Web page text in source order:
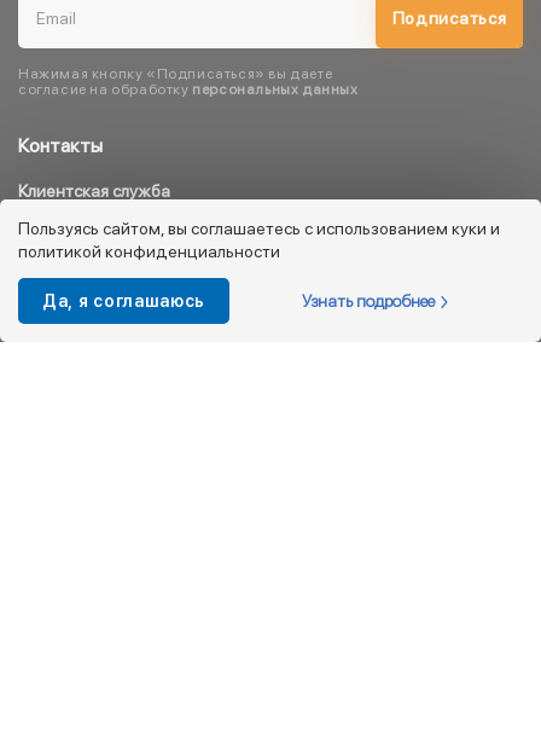
Контакты
Клиентская служба
8 800 333 08 45
info@kotofey.ru
Магазины в Москва (50)
Подписаться
Нажимая кнопку «Подписаться» вы даете
согласие на обработку персональных данных
Пользуясь сайтом, вы соглашаетесь с использованием куки и
политикой конфиденциальности
Да, я соглашаюсь Узнать подробнее